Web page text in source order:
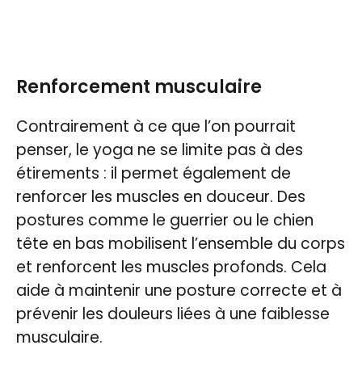
Renforcement musculaire
Contrairement à ce que l’on pourrait
penser, le yoga ne se limite pas à des
étirements : il permet également de
renforcer les muscles en douceur. Des
postures comme le guerrier ou le chien
tête en bas mobilisent l’ensemble du corps
et renforcent les muscles profonds. Cela
aide à maintenir une posture correcte et à
prévenir les douleurs liées à une faiblesse
musculaire.